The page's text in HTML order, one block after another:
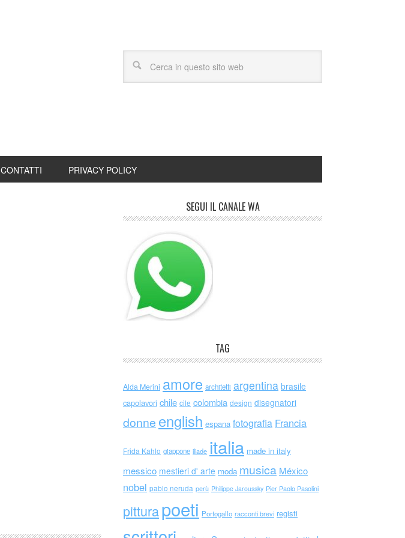
CONTATTI PRIVACY POLICY
SEGUI IL CANALE WA
TAG
Alda Merini amore architetti argentina brasile
capolavori chile cile colombia design disegnatori
donne english espana fotografia Francia
Frida Kahlo giappone iliade italia made in italy
messico mestieri d' arte moda musica México
nobel pablo neruda perù Philippe Jaroussky Pier Paolo Pasolini
pitturapoeti Portogallo racconti brevi registi